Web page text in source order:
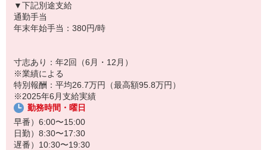
食事の時間を楽しみにされているお客様の「美味しいね」「ありが
とう」という笑顔と声が、何よりのやりがいです。食事を通して人
を笑顔にしたい方にぴったりです。
お客様はもちろん、一緒に働く仲間同士の信頼関係も大切にしてい
る職場です。困った時は自然と助け合い、喜びはみんなで共有。人
を思いやる文化が根付いており、「この仲間と働けて良かった」と
思える環境です。人間関係が良く、長く働きたくなる職場を目指し
ています。
▼下記別途支給
通勤手当
年末年始手当：380円/時
寸志あり：年2回（6月・12月）
※業績による
特別報酬：平均26.7万円（最高額95.8万円）
※2025年6月支給実績
勤務時間・曜日
早番）6:00〜15:00
日勤）8:30〜17:30
遅番）10:30〜19:30